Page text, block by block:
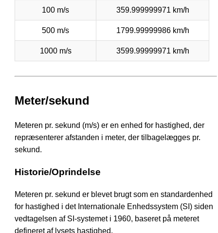
100 m/s 359.999999971 km/h
500 m/s 1799.99999986 km/h
1000 m/s 3599.99999971 km/h
Meter/sekund
Meteren pr. sekund (m/s) er en enhed for hastighed, der
repræsenterer afstanden i meter, der tilbagelægges pr.
sekund.
Historie/Oprindelse
Meteren pr. sekund er blevet brugt som en standardenhed
for hastighed i det Internationale Enhedssystem (SI) siden
vedtagelsen af SI-systemet i 1960, baseret på meteret
defineret af lysets hastighed.